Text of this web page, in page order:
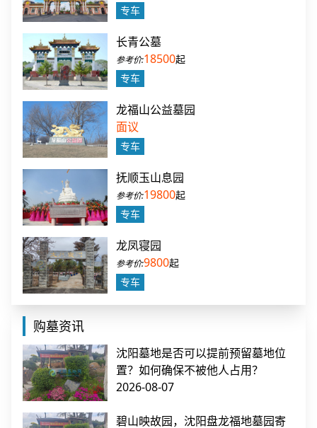
专车
长青公墓
18500起
专车
龙福山公益墓园
面议
专车
抚顺玉山息园
19800起
专车
龙凤寝园
9800起
专车
购墓资讯
沈阳墓地是否可以提前预留墓地位
置？如何确保不被他人占用？
2026-08-07
碧山映故园，沈阳盘龙福地墓园寄